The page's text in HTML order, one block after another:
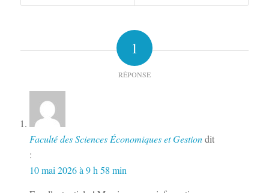
1
RÉPONSE
Faculté des Sciences Économiques et Gestion dit
:
10 mai 2026 à 9 h 58 min